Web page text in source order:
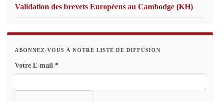
Validation des brevets Européens au Cambodge (KH)
ABONNEZ-VOUS À NOTRE LISTE DE DIFFUSION
Votre E-mail *